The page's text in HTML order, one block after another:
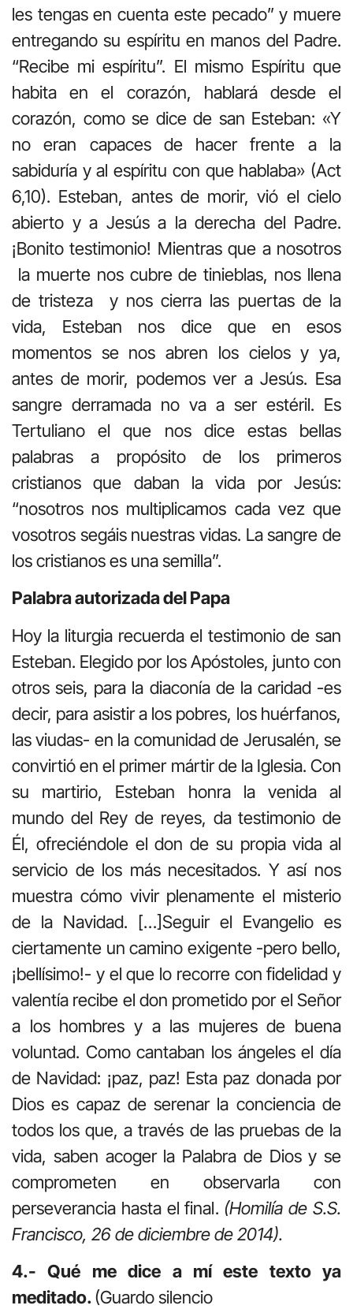
les tengas en cuenta este pecado” y muere
entregando su espíritu en manos del Padre.
“Recibe mi espíritu”. El mismo Espíritu que
habita en el corazón, hablará desde el
corazón, como se dice de san Esteban: «Y
no eran capaces de hacer frente a la
sabiduría y al espíritu con que hablaba» (Act
6,10). Esteban, antes de morir, vió el cielo
abierto y a Jesús a la derecha del Padre.
¡Bonito testimonio! Mientras que a nosotros
la muerte nos cubre de tinieblas, nos llena
de tristeza y nos cierra las puertas de la
vida, Esteban nos dice que en esos
momentos se nos abren los cielos y ya,
antes de morir, podemos ver a Jesús. Esa
sangre derramada no va a ser estéril. Es
Tertuliano el que nos dice estas bellas
palabras a propósito de los primeros
cristianos que daban la vida por Jesús:
“nosotros nos multiplicamos cada vez que
vosotros segáis nuestras vidas. La sangre de
los cristianos es una semilla”.
Palabra autorizada del Papa
Hoy la liturgia recuerda el testimonio de san
Esteban. Elegido por los Apóstoles, junto con
otros seis, para la diaconía de la caridad -es
decir, para asistir a los pobres, los huérfanos,
las viudas- en la comunidad de Jerusalén, se
convirtió en el primer mártir de la Iglesia. Con
su martirio, Esteban honra la venida al
mundo del Rey de reyes, da testimonio de
Él, ofreciéndole el don de su propia vida al
servicio de los más necesitados. Y así nos
muestra cómo vivir plenamente el misterio
de la Navidad. […]Seguir el Evangelio es
ciertamente un camino exigente -pero bello,
¡bellísimo!- y el que lo recorre con fidelidad y
valentía recibe el don prometido por el Señor
a los hombres y a las mujeres de buena
voluntad. Como cantaban los ángeles el día
de Navidad: ¡paz, paz! Esta paz donada por
Dios es capaz de serenar la conciencia de
todos los que, a través de las pruebas de la
vida, saben acoger la Palabra de Dios y se
comprometen en observarla con
perseverancia hasta el final. (Homilía de S.S.
Francisco, 26 de diciembre de 2014).
4.- Qué me dice a mí este texto ya
meditado.(Guardo silencio